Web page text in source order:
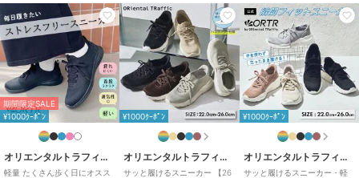
期間限定SALE
¥1000ｸｰﾎﾟﾝ
オリエンタルトラフィック
軽量 たくさん歩く日にオスス
¥1000ｸｰﾎﾟﾝ
オリエンタルトラフィック
サッと履けるスニーカー 【26
¥1000ｸｰﾎﾟﾝ
オリエンタルトラフィック
サッと履けるスニーカー・軽